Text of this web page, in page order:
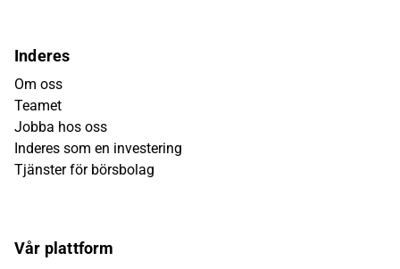
Inderes
Om oss
Teamet
Jobba hos oss
Inderes som en investering
Tjänster för börsbolag
Vår plattform